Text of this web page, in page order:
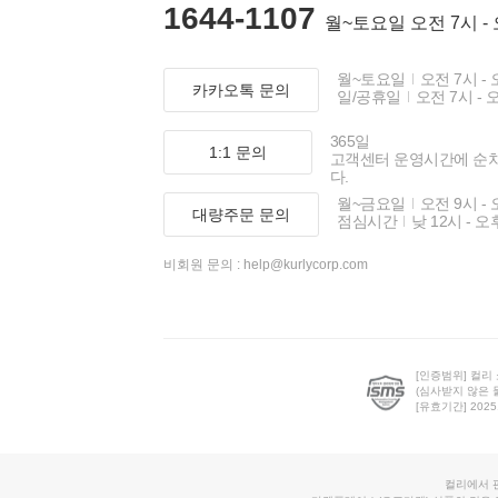
1644-1107 월~토요일 오전 7시 -
카카오톡 문의
월~토요일
오전 7시 -
일/공휴일
오전 7시 -
1:1 문의
365일
고객센터 운영시간에 순
다.
대량주문 문의
월~금요일
오전 9시 -
점심시간
낮 12시 - 오
비회원 문의 : help@kurlycorp.com
[인증범위] 컬리
(심사받지 않은
[유효기간]
컬리에서